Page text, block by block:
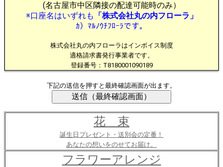
(名古屋市中区隣接の配達可能時のみ）
※口座名はいずれも 「株式会社丸の内フローラ」
ｶ）ﾏﾙﾉｳﾁﾌﾛｰﾗです。
株式会社丸の内フローラはインボイス制度
適格請求書発行事業者です。
登録番号：T8180001090189
下記の送信を押すと最終確認画面が出ます。
花 束
誕生日プレゼント・送別会の定番！
あなたの想いをのせてお届け。
フラワーアレンジ